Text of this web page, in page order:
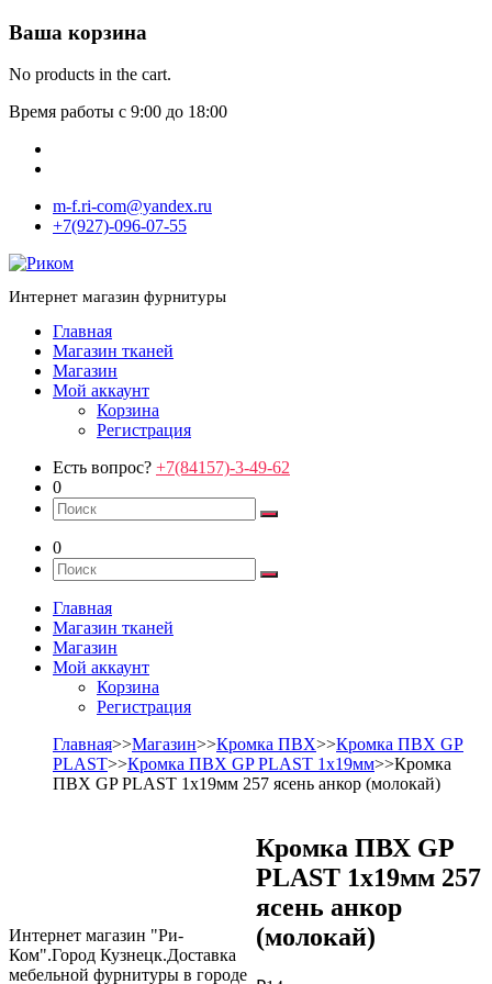
Ваша корзина
No products in the cart.
Время работы с 9:00 до 18:00
m-f.ri-com@yandex.ru
+7(927)-096-07-55
Интернет магазин фурнитуры
Главная
Магазин тканей
Магазин
Мой аккаунт
Корзина
Регистрация
Есть вопрос? +7(84157)-3-49-62
0
0
Главная
Магазин тканей
Магазин
Мой аккаунт
Корзина
Регистрация
Главная>>Магазин>>Кромка ПВХ>>Кромка ПВХ GP
PLAST>>Кромка ПВХ GP PLAST 1х19мм>>Кромка
ПВХ GP PLAST 1х19мм 257 ясень анкор (молокай)
Кромка ПВХ GP
PLAST 1х19мм 257
ясень анкор
(молокай)
Интернет магазин "Ри-
Ком".Город Кузнецк.Доставка
мебельной фурнитуры в городе